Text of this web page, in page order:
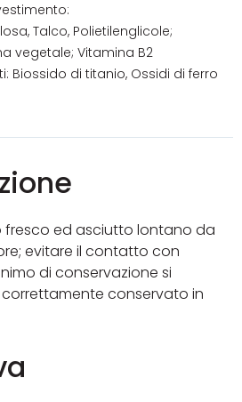
Talco, Polietilenglicole;
vegetale; Vitamina B2
Biossido di titanio, Ossidi di ferro
fresco ed asciutto lontano da
evitare il contatto con
di conservazione si
conservato in